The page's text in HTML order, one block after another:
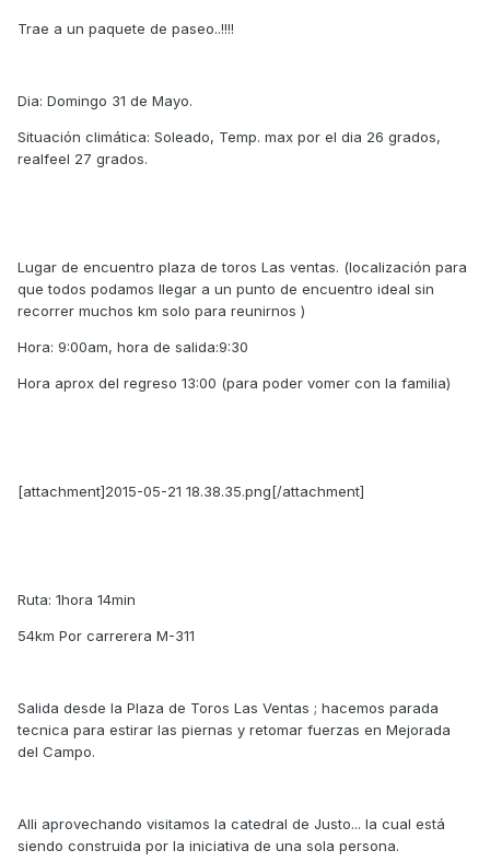
Trae a un paquete de paseo..!!!!
Dia: Domingo 31 de Mayo.
Situación climática: Soleado, Temp. max por el dia 26 grados,
realfeel 27 grados.
Lugar de encuentro plaza de toros Las ventas. (localización para
que todos podamos llegar a un punto de encuentro ideal sin
recorrer muchos km solo para reunirnos )
Hora: 9:00am, hora de salida:9:30
Hora aprox del regreso 13:00 (para poder vomer con la familia)
[attachment]2015-05-21 18.38.35.png[/attachment]
Ruta: 1hora 14min
54km Por carrerera M-311
Salida desde la Plaza de Toros Las Ventas ; hacemos parada
tecnica para estirar las piernas y retomar fuerzas en Mejorada
del Campo.
Alli aprovechando visitamos la catedral de Justo... la cual está
siendo construida por la iniciativa de una sola persona.